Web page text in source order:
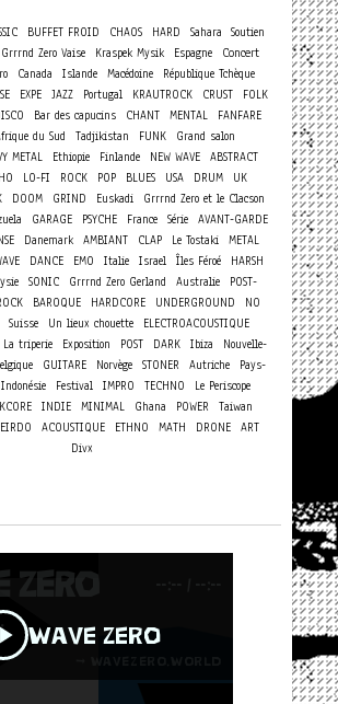
BUFFET FROID CHAOS HARD Sahara Soutien
Grrrnd Zero Vaise Kraspek Mysik Espagne Concert
Canada Islande Macédoine
République Tchèque
EXPE JAZZ Portugal KRAUTROCK CRUST
FOLK
Bar des capucins CHANT MENTAL
FANFARE
du Sud Tadjikistan FUNK
Grand salon
METAL Ethiopie Finlande NEW WAVE ABSTRACT
LO-FI ROCK POP BLUES USA DRUM
UK
DOOM GRIND Euskadi
Grrrnd Zero et le Clacson
GARAGE PSYCHE France Série
AVANT-GARDE
Danemark AMBIANT CLAP Le Tostaki METAL
DANCE EMO Italie Israel Îles Féroé
HARSH
SONIC Grrrnd Zero Gerland Australie
POST-
BAROQUE HARDCORE UNDERGROUND
NO
Suisse Un lieux chouette
ELECTROACOUSTIQUE
La triperie Exposition POST DARK Ibiza
Nouvelle-
GUITARE Norvège STONER Autriche
Pays-
Indonésie Festival IMPRO TECHNO
Le Periscope
INDIE MINIMAL Ghana POWER
Taiwan
ACOUSTIQUE ETHNO MATH DRONE ART
Divx